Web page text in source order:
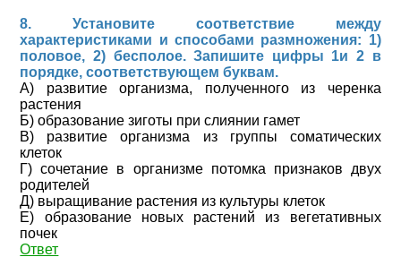
8. Установите соответствие между
характеристиками и способами размножения: 1)
половое, 2) бесполое. Запишите цифры 1и 2 в
порядке, соответствующем буквам.
А) развитие организма, полученного из черенка
растения
Б) образование зиготы при слиянии гамет
В) развитие организма из группы соматических
клеток
Г) сочетание в организме потомка признаков двух
родителей
Д) выращивание растения из культуры клеток
Е) образование новых растений из вегетативных
почек
Ответ